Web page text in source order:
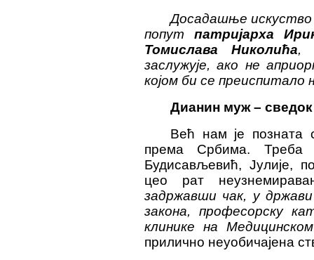
Досадашње искуство
попут патријарха
Томислава Николића,
заслужује, ако не
којом би се преиспитало
Дианин муж –
Већ нам је позната
према Србима. Треба
Будисављевић, Јулије,
цео рат
задржавши чак, у
закона, професорску
клинике на
прилично неуобичајена